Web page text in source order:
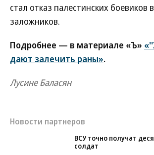
стал отказ палестинских боевиков
заложников.
Подробнее — в материале «Ъ»
дают залечить раны».
Лусине Баласян
Новости партнеров
ВСУ точно получат
солдат